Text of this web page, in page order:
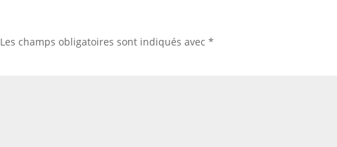
Les champs obligatoires sont indiqués avec*